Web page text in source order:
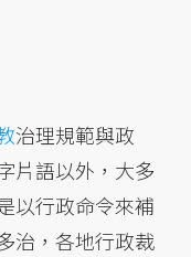
治理規範與政
片語以外，大多
以行政命令來補
治，各地行政裁